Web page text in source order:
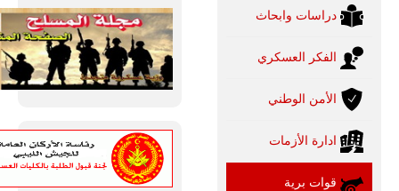
دراسات وابحاث
الفكر العسكري
الأمن الوطني
ادارة الأزمات
قوات برية